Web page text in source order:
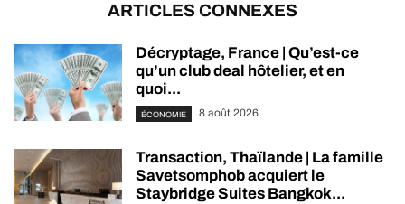
ARTICLES CONNEXES
Décryptage, France | Qu’est-ce
qu’un club deal hôtelier, et en
quoi...
ÉCONOMIE 8 août 2026
Transaction, Thaïlande | La famille
Savetsomphob acquiert le
Staybridge Suites Bangkok...